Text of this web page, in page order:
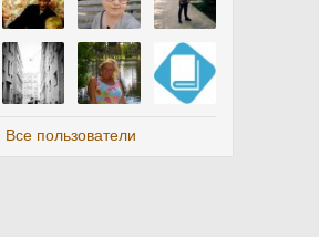
Все пользователи